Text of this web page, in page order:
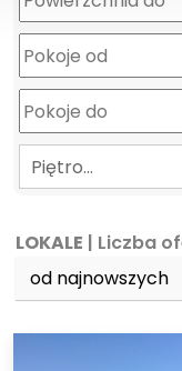
Piętro…
LOKALE | Liczba
od najnowszych